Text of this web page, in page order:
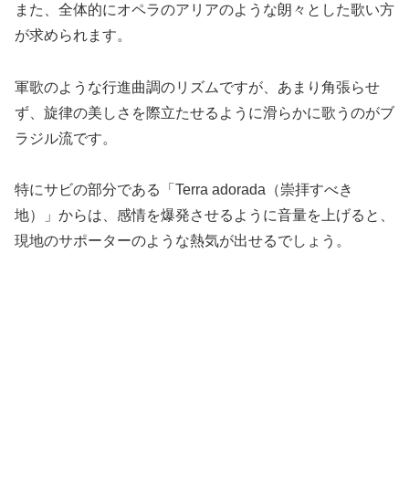
また、全体的にオペラのアリアのような朗々とした歌い方
が求められます。
軍歌のような行進曲調のリズムですが、あまり角張らせ
ず、旋律の美しさを際立たせるように滑らかに歌うのがブ
ラジル流です。
特にサビの部分である「Terra adorada（崇拝すべき
地）」からは、感情を爆発させるように音量を上げると、
現地のサポーターのような熱気が出せるでしょう。